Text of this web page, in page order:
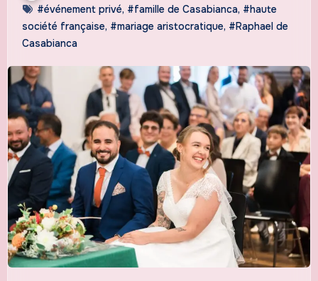
#événement privé, #famille de Casabianca, #haute
société française, #mariage aristocratique, #Raphael de
Casabianca